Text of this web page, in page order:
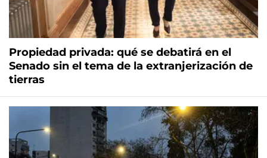
Propiedad privada: qué se debatirá en el
Senado sin el tema de la extranjerización de
tierras